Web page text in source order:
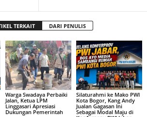
TERKAIT DARI PENULIS
Warga Swadaya Perbaiki
Jalan, Ketua LPM
Linggasari Apresiasi
Dukungan Pemerintah
Silaturahmi ke Mako PWI
Kota Bogor, Kang Andy
Jualan Gagasan Ini
Sebagai Modal Maju di